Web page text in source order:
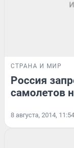
СТРАНА И МИР
Россия
самолетов
8 августа, 2014, 11:54